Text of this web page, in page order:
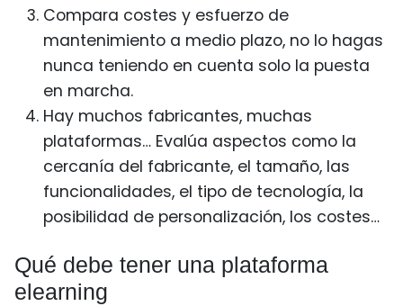
Compara costes y esfuerzo de
mantenimiento a medio plazo, no lo hagas
nunca teniendo en cuenta solo la puesta
en marcha.
Hay muchos fabricantes, muchas
plataformas… Evalúa aspectos como la
cercanía del fabricante, el tamaño, las
funcionalidades, el tipo de tecnología, la
posibilidad de personalización, los costes…
Qué debe tener una plataforma
elearning